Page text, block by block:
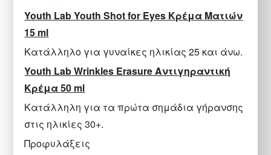
Youth Lab Youth Shot for Eyes Κρέμα Ματιών
15 ml
Κατάλληλο για γυναίκες ηλικίας 25 και άνω.
Youth Lab Wrinkles Erasure Αντιγηραντική
Κρέμα 50 ml
Kατάλληλη για τα πρώτα σημάδια γήρανσης
στις ηλικίες 30+.
Προφυλάξεις